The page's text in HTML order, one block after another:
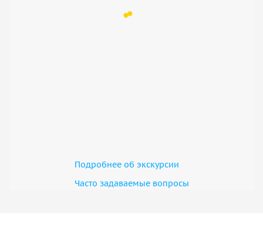
Подробнее об экскурсии
Часто задаваемые вопросы